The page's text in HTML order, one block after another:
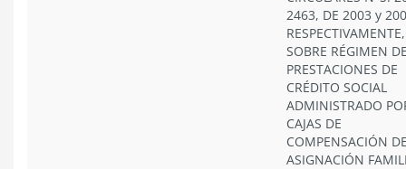
2463, DE 2003 y
RESPECTIVAMENTE,
SOBRE RÉGIMEN
PRESTACIONES DE
CRÉDITO SOCIAL
ADMINISTRADO
CAJAS DE
COMPENSACIÓN
ASIGNACIÓN